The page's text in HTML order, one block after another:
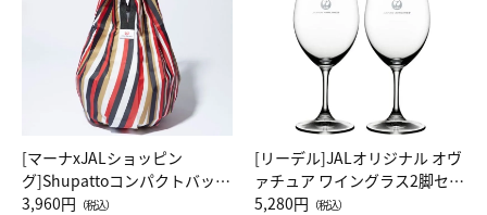
[マーナxJALショッピン
グ]Shupattoコンパクトバッグ
Drop JAL客室乗務員（LC）ス
3,960円 （税込）
[リーデル]JALオリジナル オヴ
ァチュア ワイングラス2脚セッ
ト（レッドワイン）
5,280円 （税込）